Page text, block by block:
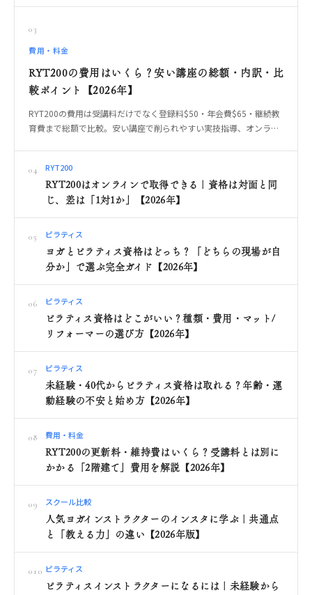
03
費用・料金
RYT200の費用はいくら？安い講座の総額・内訳・比
較ポイント【2026年】
RYT200の費用は受講料だけでなく登録料$50・年会費$65・継続教
育費まで総額で比較。安い講座で削られやすい実技指導、オンライ
04 RYT200
RYT200はオンラインで取得できる｜資格は対面と同
じ、差は「1対1か」【2026年】
05 ピラティス
ヨガとピラティス資格はどっち？「どちらの現場が自
分か」で選ぶ完全ガイド【2026年】
06 ピラティス
ピラティス資格はどこがいい？種類・費用・マット/
リフォーマーの選び方【2026年】
07 ピラティス
未経験・40代からピラティス資格は取れる？年齢・運
動経験の不安と始め方【2026年】
08 費用・料金
RYT200の更新料・維持費はいくら？受講料とは別に
かかる「2階建て」費用を解説【2026年】
09 スクール比較
人気ヨガインストラクターのインスタに学ぶ｜共通点
と「教える力」の違い【2026年版】
010 ピラティス
ピラティスインストラクターになるには｜未経験から